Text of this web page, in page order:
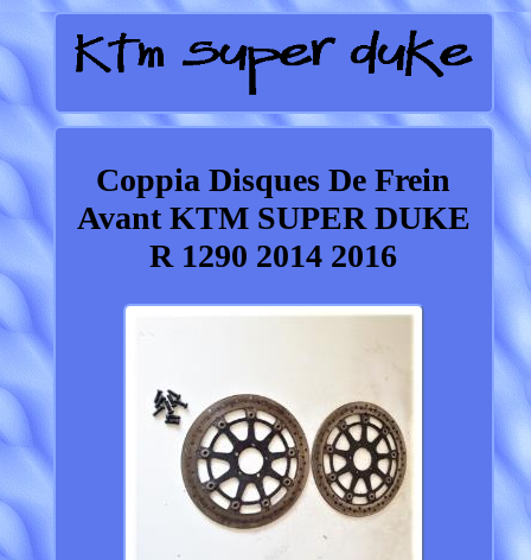
Coppia Disques De Frein
Avant KTM SUPER DUKE
R 1290 2014 2016